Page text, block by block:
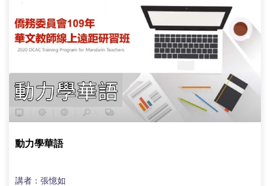
動力學華語
講者：張憶如